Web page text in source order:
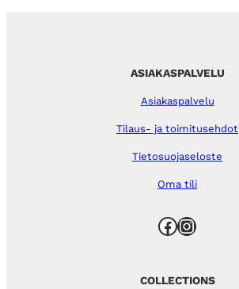
ASIAKASPALVELU
Asiakaspalvelu
Tilaus- ja toimitusehdot
Tietosuojaseloste
Oma tili
Facebook Instagram
COLLECTIONS